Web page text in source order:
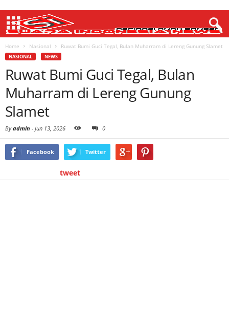
Home Nasional Ruwat Bumi Guci Tegal, Bulan Muharram di Lereng Gunung Slamet
NASIONAL NEWS
Ruwat Bumi Guci Tegal, Bulan
Muharram di Lereng Gunung
Slamet
Byadmin - Jun 13, 2026 0
Facebook Twitter
tweet